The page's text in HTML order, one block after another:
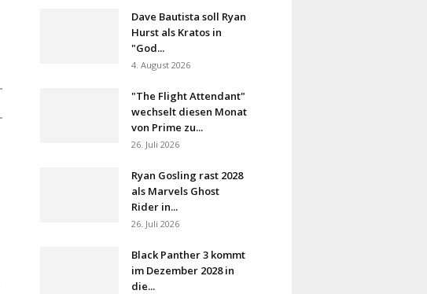
Dave Bautista soll Ryan
Hurst als Kratos in
"God...
4. August 2026
"The Flight Attendant"
wechselt diesen Monat
von Prime zu...
26. Juli 2026
Ryan Gosling rast 2028
als Marvels Ghost
Rider in...
26. Juli 2026
Black Panther 3 kommt
im Dezember 2028 in
die...